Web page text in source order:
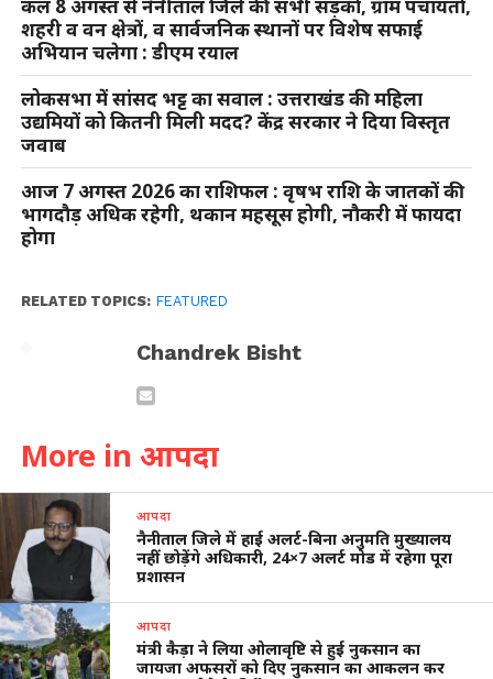
कल 8 अगस्त से नैनीताल जिले की सभी सड़कों, ग्राम पंचायतों,
शहरी व वन क्षेत्रों, व सार्वजनिक स्थानों पर विशेष सफाई
अभियान चलेगा : डीएम रयाल
लोकसभा में सांसद भट्ट का सवाल : उत्तराखंड की महिला
उद्यमियों को कितनी मिली मदद? केंद्र सरकार ने दिया विस्तृत
जवाब
आज 7 अगस्त 2026 का राशिफल : वृषभ राशि के जातकों की
भागदौड़ अधिक रहेगी, थकान महसूस होगी, नौकरी में फायदा
होगा
RELATED TOPICS: FEATURED
Chandrek Bisht
More in आपदा
आपदा
नैनीताल जिले में हाई अलर्ट-बिना अनुमति मुख्यालय
नहीं छोड़ेंगे अधिकारी, 24×7 अलर्ट मोड में रहेगा पूरा
प्रशासन
आपदा
मंत्री कैड़ा ने लिया ओलावृष्टि से हुई नुकसान का
जायजा अफसरों को दिए नुकसान का आकलन कर